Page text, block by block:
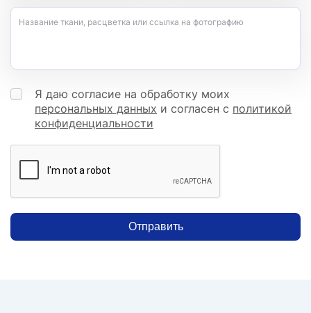
Название ткани, расцветка или ссылка на фотографию
Я даю согласие на обработку моих
персональных данных и согласен с политикой
конфиденциальности
Отправить